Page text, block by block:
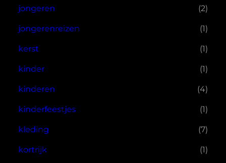
jongeren (2)
jongerenreizen (1)
kerst (1)
kinder (1)
kinderen (4)
kinderfeestjes (1)
kleding (7)
kortrijk (1)